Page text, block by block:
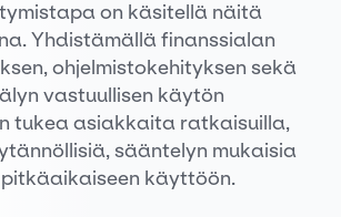
on käsitellä näitä
Yhdistämällä finanssialan
ohjelmistokehityksen sekä
vastuullisen käytön
tukea asiakkaita ratkaisuilla,
sääntelyn mukaisia
käyttöön.